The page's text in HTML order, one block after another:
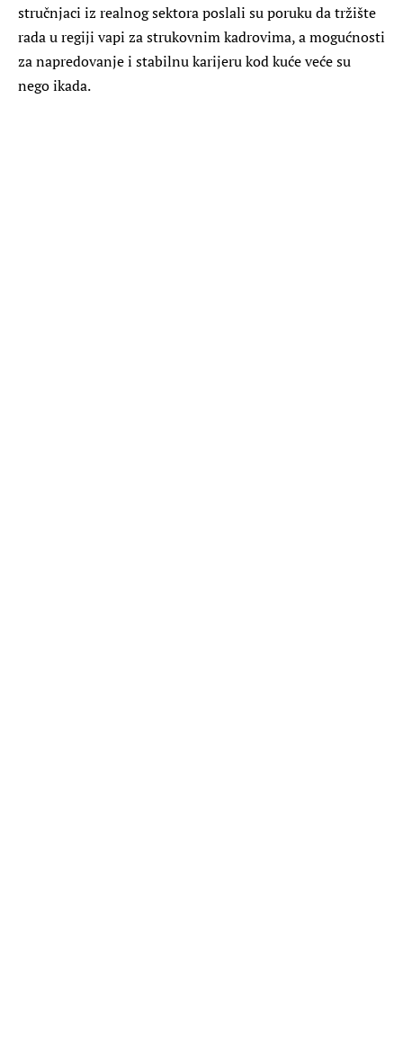
stručnjaci iz realnog sektora poslali su poruku da tržište
rada u regiji vapi za strukovnim kadrovima, a mogućnosti
za napredovanje i stabilnu karijeru kod kuće veće su
nego ikada.